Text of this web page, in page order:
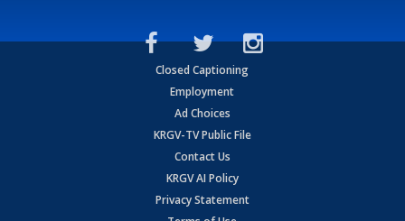
Closed Captioning
Employment
Ad Choices
KRGV-TV Public File
Contact Us
KRGV AI Policy
Privacy Statement